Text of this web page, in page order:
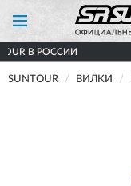
SUNTOUR ВИЛКИ